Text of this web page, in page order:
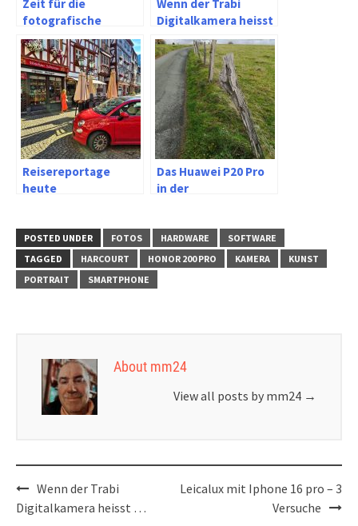
Zeit für die
fotografische
Kulturrevolution
Wenn der Trabi
Digitalkamera heisst
…
Reisereportage
heute
Das Huawei P20 Pro
in der
POSTED UNDER FOTOS HARDWARE
SOFTWARE
TAGGED
HARCOURT HONOR 200 PRO KAMERA
KUNST
PORTRAIT
SMARTPHONE
About mm24
View all posts by mm24 →
Post
navigation
Wenn der Trabi
Digitalkamera heisst …
Leicalux mit Iphone 16 pro – 3
Versuche